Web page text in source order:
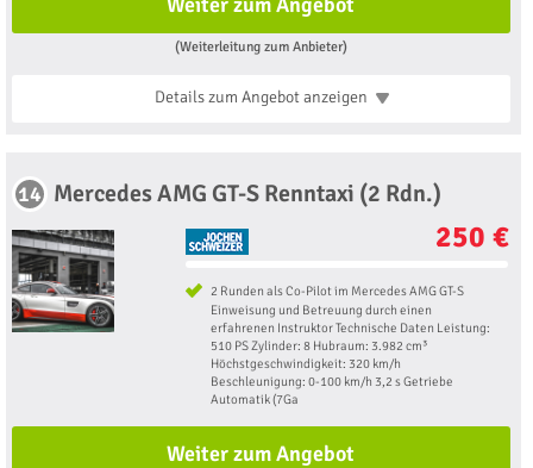
(Weiterleitung zum Anbieter)
Details zum Angebotanzeigen
14 Mercedes AMG GT-S Renntaxi (2 Rdn.)
250 €
2 Runden als Co-Pilot im Mercedes AMG GT-S
Einweisung und Betreuung durch einen
erfahrenen Instruktor Technische Daten Leistung:
510 PS Zylinder: 8 Hubraum: 3.982 cm³
Höchstgeschwindigkeit: 320 km/h
Beschleunigung: 0-100 km/h 3,2 s Getriebe
Automatik (7Ga
Weiter zum Angebot